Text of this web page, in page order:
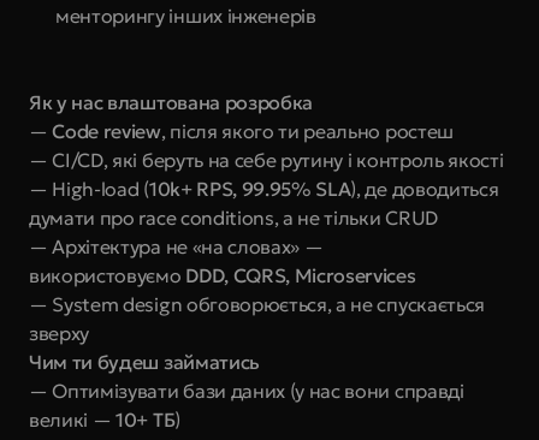
менторингу інших інженерів
Як у нас влаштована розробка
— Code review, після якого ти реально ростеш
— CI/CD, які беруть на себе рутину і контроль якості
— High-load (10k+ RPS, 99.95% SLA), де доводиться
думати про race conditions, а не тільки CRUD
— Архітектура не «на словах» —
використовуємо DDD, CQRS, Microservices
— System design обговорюється, а не спускається
зверху
Чим ти будеш займатись
— Оптимізувати бази даних (у нас вони справді
великі — 10+ ТБ)